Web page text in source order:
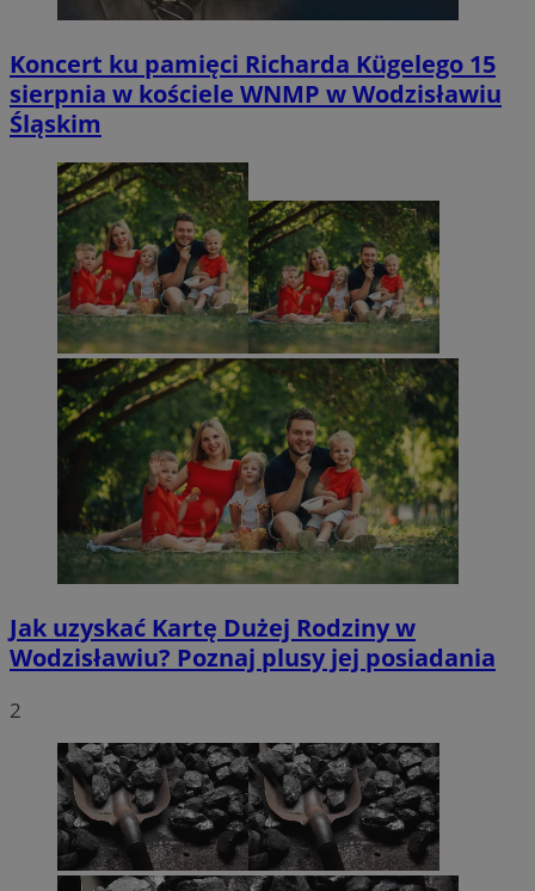
Koncert ku pamięci Richarda Kügelego 15
sierpnia w kościele WNMP w Wodzisławiu
Śląskim
Jak uzyskać Kartę Dużej Rodziny w
Wodzisławiu? Poznaj plusy jej posiadania
2